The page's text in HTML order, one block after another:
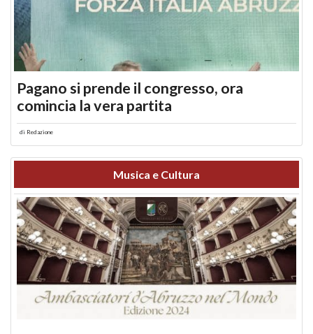
Pagano si prende il congresso, ora
comincia la vera partita
di Redazione
Musica e Cultura